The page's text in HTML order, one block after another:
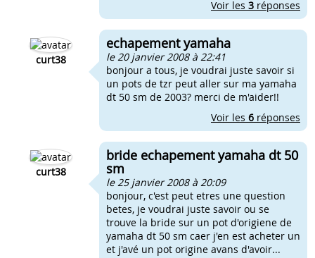
Voir les 3 réponses
curt38
echapement yamaha
le 20 janvier 2008 à 22:41
bonjour a tous, je voudrai juste savoir si
un pots de tzr peut aller sur ma yamaha
dt 50 sm de 2003? merci de m'aider!!
Voir les 6 réponses
curt38
bride echapement yamaha dt 50
sm
le 25 janvier 2008 à 20:09
bonjour, c'est peut etres une question
betes, je voudrai juste savoir ou se
trouve la bride sur un pot d'origiene de
yamaha dt 50 sm caer j'en est acheter un
et j'avé un pot origine avans d'avoir...